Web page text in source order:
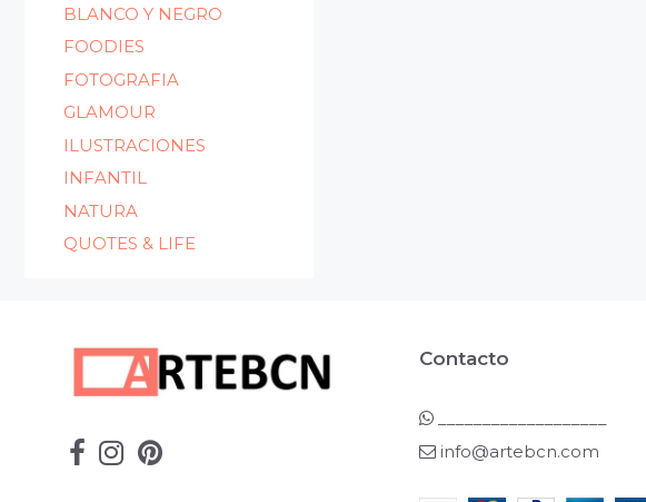
BLANCO Y NEGRO
FOODIES
FOTOGRAFIA
GLAMOUR
ILUSTRACIONES
INFANTIL
NATURA
QUOTES & LIFE
Contacto
info@artebcn.com